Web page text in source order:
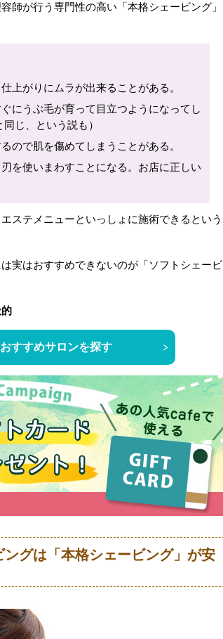
師が行う専門性の高い「本格シェービング」
上がりにムラが出来ることがある。
にうぶ毛が育って目立つようになってし
じ、という説も）
ので肌を傷めてしまうことがある。
を使いまわすことになる。お店に正しい
ステメニューといっしょに施術できるという
実はおすすめできないのが「ソフトシェービ
すすめサロンを探す
グは「本格シェービング」が安